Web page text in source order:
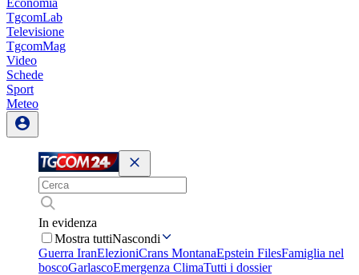
Economia
TgcomLab
Televisione
TgcomMag
Video
Schede
Sport
Meteo
In evidenza
Mostra tuttiNascondi
Guerra IranElezioniCrans MontanaEpstein FilesFamiglia nel
boscoGarlascoEmergenza ClimaTutti i dossier